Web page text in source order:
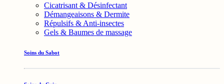
Cicatrisant & Désinfectant
Démangeaisons & Dermite
Répulsifs & Anti-insectes
Gels & Baumes de massage
Soins du Sabot